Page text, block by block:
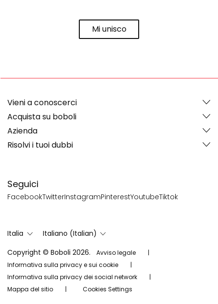
Mi unisco
Seguici
FacebookTwitterInstagramPinterestYoutubeTiktok
Vieni a conoscerci
Acquista su boboli
Azienda
Risolvi i tuoi dubbi
Italia
Italiano (Italian)
Copyright © Boboli 2026.
Avviso legale
Informativa sulla privacy e sui cookie
Informativa sulla privacy dei social network
Mappa del sitio
Cookies Settings